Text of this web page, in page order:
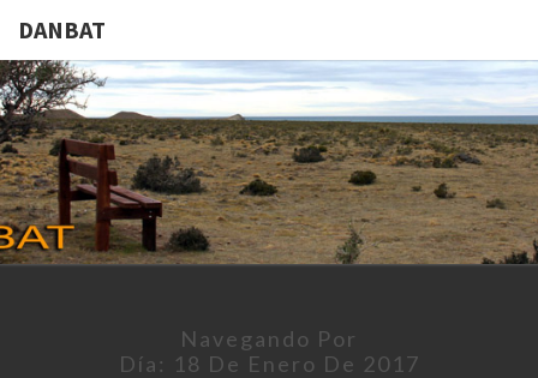
DANBAT
DANBAT
Navegando Por
Día: 18 De Enero De 2017